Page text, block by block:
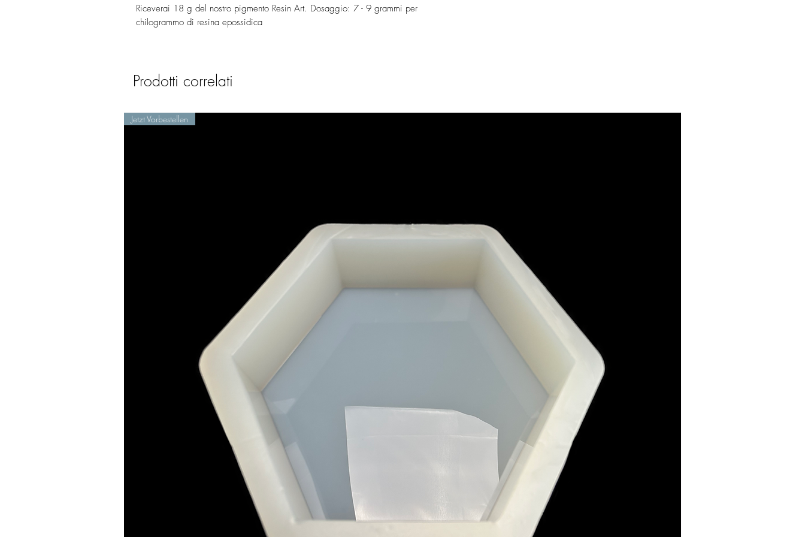
Riceverai 18 g del nostro pigmento Resin Art. Dosaggio: 7 - 9 grammi per
chilogrammo di resina epossidica
Prodotti correlati
Jetzt Vorbestellen